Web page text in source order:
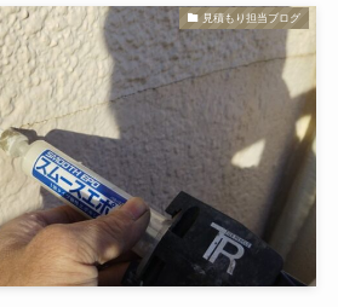
見積もり担当ブログ